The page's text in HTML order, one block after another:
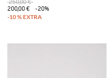
250,00 €
200,00 €
-20%